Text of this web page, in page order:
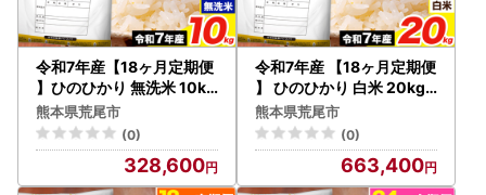
令和7年産【18ヶ月定期便
】ひのひかり 無洗米 10kg
《お申込み翌月から出荷》
熊本県荒尾市
(0)
328,600
令和7年産 【18ヶ月定期便
】 ひのひかり 白米 20kg
《お申込み翌月から出荷》
熊本県荒尾市
(0)
663,400